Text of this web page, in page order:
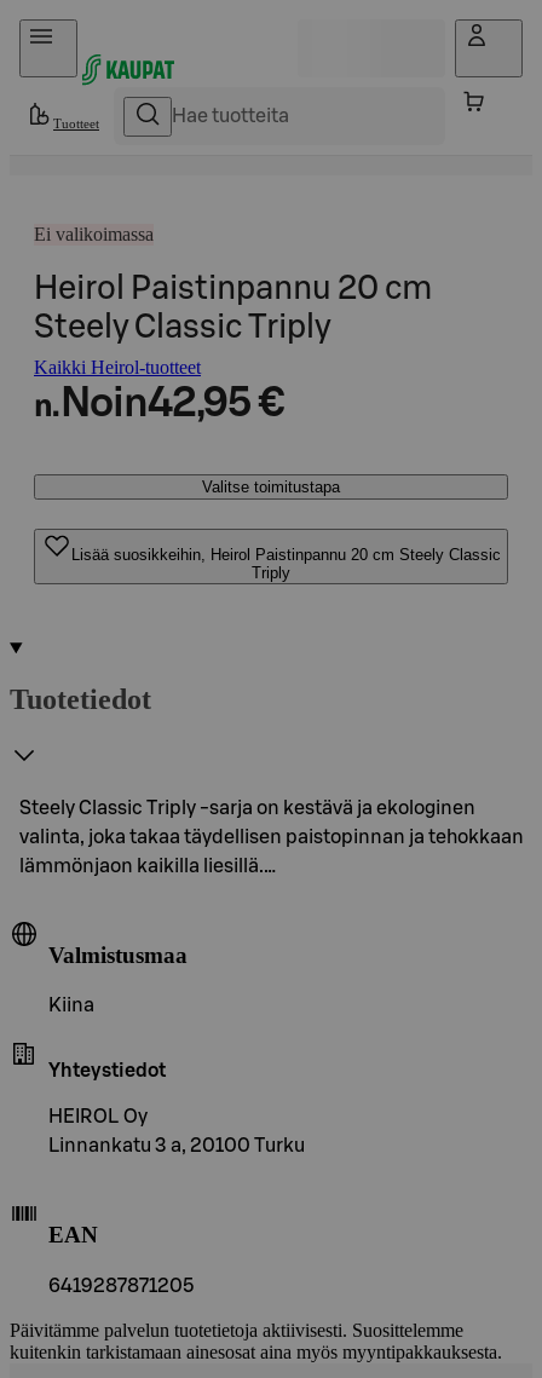
Hyppää sisältöön
Tuotteet
Ei valikoimassa
Heirol Paistinpannu 20 cm
Steely Classic Triply
Kaikki Heirol-tuotteet
n. Noin42,95 €
Valitse toimitustapa
Lisää suosikkeihin, Heirol Paistinpannu 20 cm Steely Classic
Triply
Tuotetiedot
Steely Classic Triply -sarja on kestävä ja ekologinen
valinta, joka takaa täydellisen paistopinnan ja tehokkaan
lämmönjaon kaikilla liesillä.…
Valmistusmaa
Kiina
Yhteystiedot
HEIROL Oy
Linnankatu 3 a, 20100 Turku
EAN
6419287871205
Päivitämme palvelun tuotetietoja aktiivisesti. Suosittelemme
kuitenkin tarkistamaan ainesosat aina myös myyntipakkauksesta.